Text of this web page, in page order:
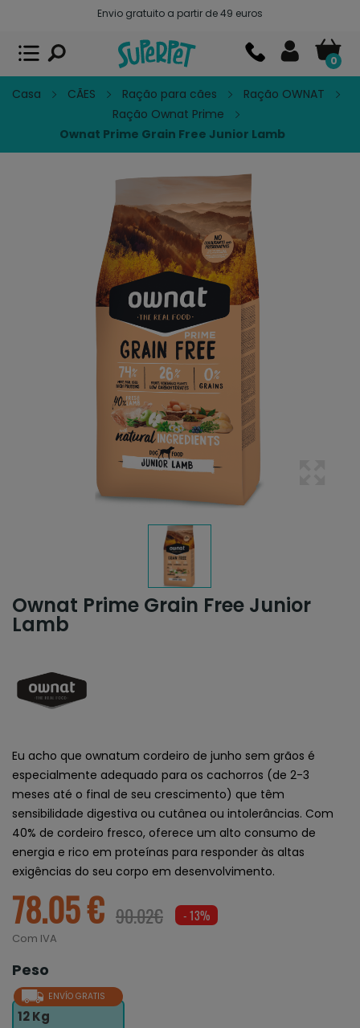
Envio gratuito a partir de 49 euros
0
Casa CÃES Ração para cães
Ração OWNAT
Ração Ownat Prime
Ownat Prime Grain Free Junior Lamb
Ownat Prime Grain Free Junior
Lamb
Eu acho que ownatum cordeiro de junho sem grãos é
especialmente adequado para os cachorros (de 2-3
meses até o final de seu crescimento) que têm
sensibilidade digestiva ou cutânea ou intolerâncias. Com
40% de cordeiro fresco, oferece um alto consumo de
energia e rico em proteínas para responder às altas
exigências do seu corpo em desenvolvimento.
78.05 € 90.02€ - 13%
Com IVA
Peso
ENVÍO GRATIS
12 Kg
Superpet, comida para mascotas
APP GRATIS - En Google Play